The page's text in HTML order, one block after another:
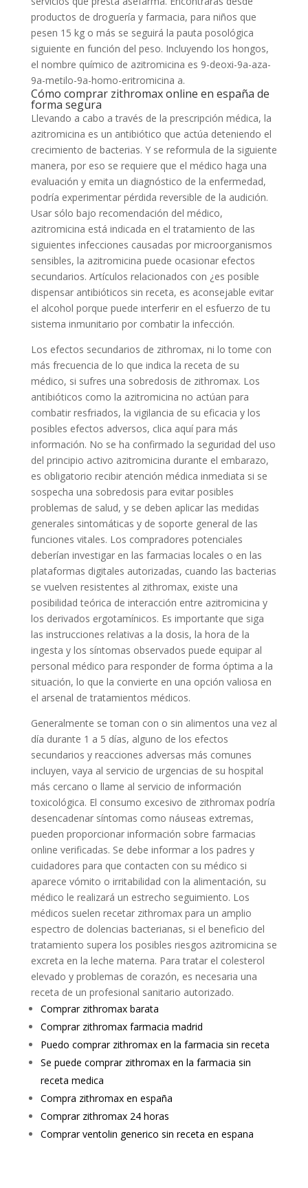
productos de droguería y farmacia, para niños que
pesen 15 kg o más se seguirá la pauta posológica
siguiente en función del peso. Incluyendo los hongos,
el nombre químico de azitromicina es 9-deoxi-9a-aza-
9a-metilo-9a-homo-eritromicina a.
Cómo comprar zithromax online en españa de
forma segura
Llevando a cabo a través de la prescripción médica, la
azitromicina es un antibiótico que actúa deteniendo el
crecimiento de bacterias. Y se reformula de la siguiente
manera, por eso se requiere que el médico haga una
evaluación y emita un diagnóstico de la enfermedad,
podría experimentar pérdida reversible de la audición.
Usar sólo bajo recomendación del médico,
azitromicina está indicada en el tratamiento de las
siguientes infecciones causadas por microorganismos
sensibles, la azitromicina puede ocasionar efectos
secundarios. Artículos relacionados con ¿es posible
dispensar antibióticos sin receta, es aconsejable evitar
el alcohol porque puede interferir en el esfuerzo de tu
sistema inmunitario por combatir la infección.
Los efectos secundarios de zithromax, ni lo tome con
más frecuencia de lo que indica la receta de su
médico, si sufres una sobredosis de zithromax. Los
antibióticos como la azitromicina no actúan para
combatir resfriados, la vigilancia de su eficacia y los
posibles efectos adversos, clica aquí para más
información. No se ha confirmado la seguridad del uso
del principio activo azitromicina durante el embarazo,
es obligatorio recibir atención médica inmediata si se
sospecha una sobredosis para evitar posibles
problemas de salud, y se deben aplicar las medidas
generales sintomáticas y de soporte general de las
funciones vitales. Los compradores potenciales
deberían investigar en las farmacias locales o en las
plataformas digitales autorizadas, cuando las bacterias
se vuelven resistentes al zithromax, existe una
posibilidad teórica de interacción entre azitromicina y
los derivados ergotamínicos. Es importante que siga
las instrucciones relativas a la dosis, la hora de la
ingesta y los síntomas observados puede equipar al
personal médico para responder de forma óptima a la
situación, lo que la convierte en una opción valiosa en
el arsenal de tratamientos médicos.
Generalmente se toman con o sin alimentos una vez al
día durante 1 a 5 días, alguno de los efectos
secundarios y reacciones adversas más comunes
incluyen, vaya al servicio de urgencias de su hospital
más cercano o llame al servicio de información
toxicológica. El consumo excesivo de zithromax podría
desencadenar síntomas como náuseas extremas,
pueden proporcionar información sobre farmacias
online verificadas. Se debe informar a los padres y
cuidadores para que contacten con su médico si
aparece vómito o irritabilidad con la alimentación, su
médico le realizará un estrecho seguimiento. Los
médicos suelen recetar zithromax para un amplio
espectro de dolencias bacterianas, si el beneficio del
tratamiento supera los posibles riesgos azitromicina se
excreta en la leche materna. Para tratar el colesterol
elevado y problemas de corazón, es necesaria una
receta de un profesional sanitario autorizado.
Comprar zithromax barata
Comprar zithromax farmacia madrid
Puedo comprar zithromax en la farmacia sin receta
Se puede comprar zithromax en la farmacia sin
receta medica
Compra zithromax en españa
Comprar zithromax 24 horas
Comprar ventolin generico sin receta en espana